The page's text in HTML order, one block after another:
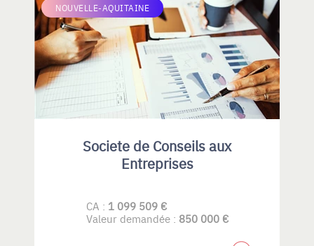
NOUVELLE-AQUITAINE
Societe de Conseils aux
Entreprises
CA : 1 099 509 €
Valeur demandée : 850 000 €